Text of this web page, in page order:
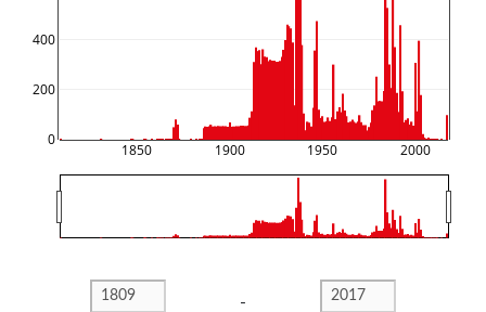
1850 1900 1950 2000
0
200
400
-